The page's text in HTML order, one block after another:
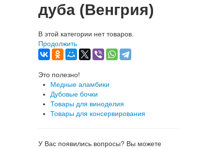
дуба (Венгрия)
В этой категории нет товаров.
Продолжить
Это полезно!
Медные аламбики
Дубовые бочки
Товары для виноделия
Товары для консервирования
У Вас появились вопросы? Вы можете